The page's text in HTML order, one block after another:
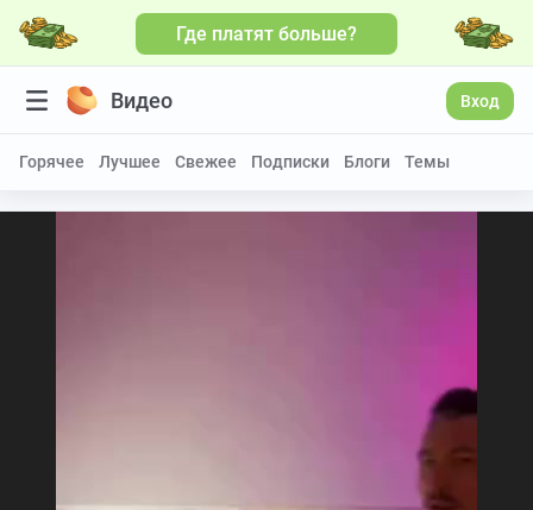
Где платят больше?
Видео Вход
Горячее Лучшее Свежее Подписки Блоги Темы